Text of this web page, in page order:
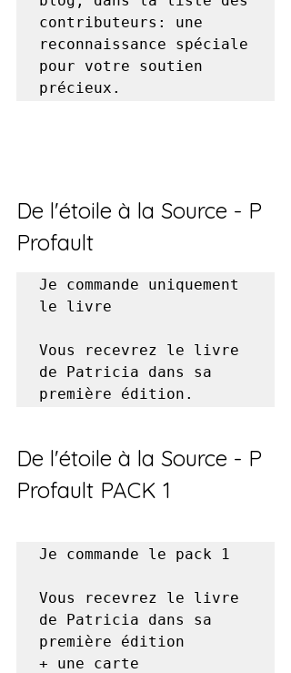
contributeurs: une
reconnaissance spéciale
pour votre soutien
précieux.
De l'étoile à la Source - P
Profault
Je commande uniquement
le livre
Vous recevrez le livre
de Patricia dans sa
première édition.
De l'étoile à la Source - P
Profault PACK 1
Je commande le pack 1
Vous recevrez le livre
de Patricia dans sa
première édition
+ une carte